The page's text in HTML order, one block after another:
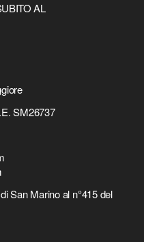
AL
SM26737
San Marino al n°415 del